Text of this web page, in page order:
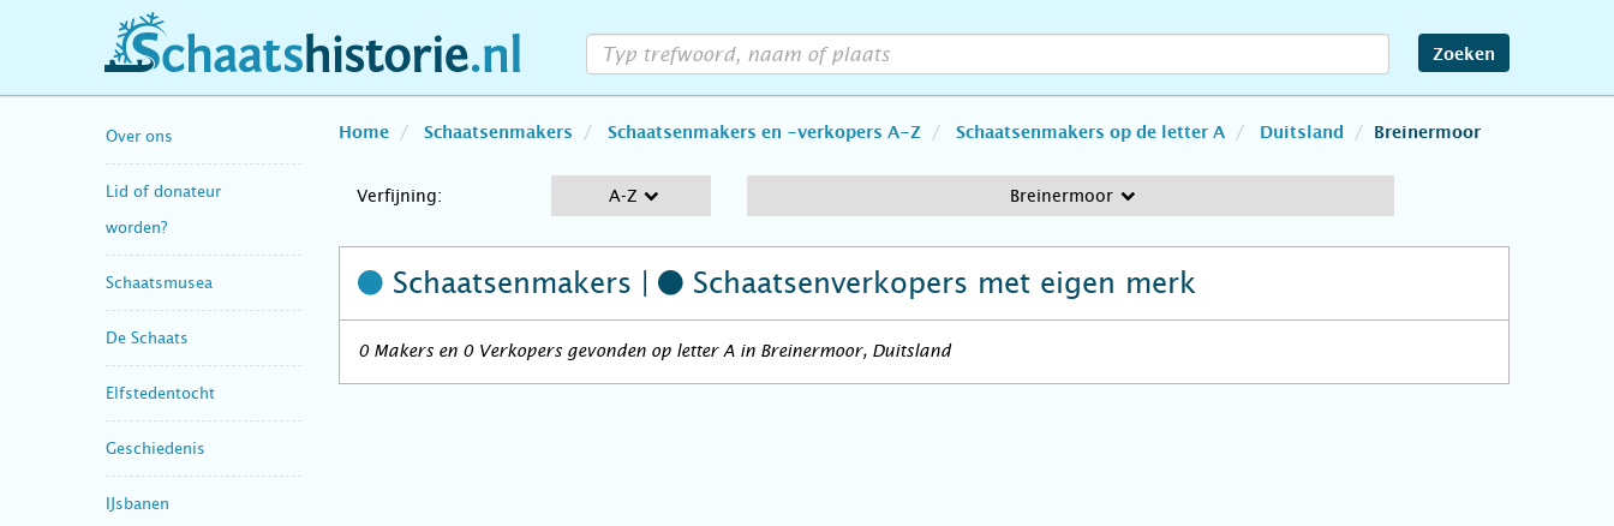
schaatshistorie.nl Zoeken
Over ons
Lid of donateur
worden?
Schaatsmusea
De Schaats
Elfstedentocht
Geschiedenis
IJsbanen
Home Schaatsenmakers Schaatsenmakers en -verkopers A-Z Schaatsenmakers op de letter A Duitsland Breinermoor
Verfijning: A-Z Breinermoor
Schaatsenmakers | Schaatsenverkopers met eigen merk
0 Makers en 0 Verkopers gevonden op letter A in Breinermoor, Duitsland